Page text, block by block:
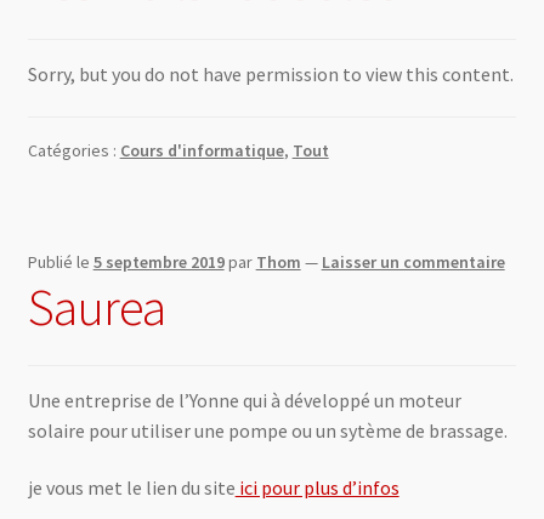
Sorry, but you do not have permission to view this content.
Catégories : Cours d'informatique, Tout
Publié le 5 septembre 2019par Thom — Laisser un commentaire
Saurea
Une entreprise de l’Yonne qui à développé un moteur
solaire pour utiliser une pompe ou un sytème de brassage.
je vous met le lien du site ici pour plus d’infos